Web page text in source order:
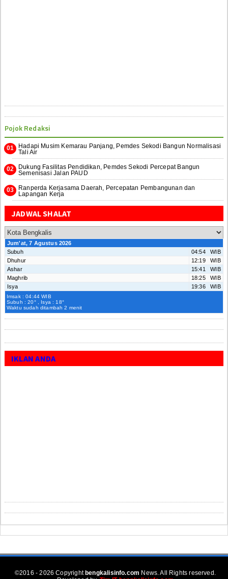
Pojok Redaksi
Hadapi Musim Kemarau Panjang, Pemdes Sekodi Bangun Normalisasi
Tali Air
Dukung Fasilitas Pendidikan, Pemdes Sekodi Percepat Bangun
Semenisasi Jalan PAUD
Ranperda Kerjasama Daerah, Percepatan Pembangunan dan
Lapangan Kerja
JADWAL SHALAT
Jum'at, 7 Agustus 2026
Subuh
04:54 WIB
Dhuhur
12:19 WIB
Ashar
15:41 WIB
Maghrib
18:25 WIB
Isya
19:36 WIB
Imsak : 04:44 WIB
Subuh : 20° , Isya : 18°
Waktu sudah ditambah 2 menit
IKLAN ANDA
©2016 - 2026 Copyright bengkalisinfo.com News. All Rights reserved.